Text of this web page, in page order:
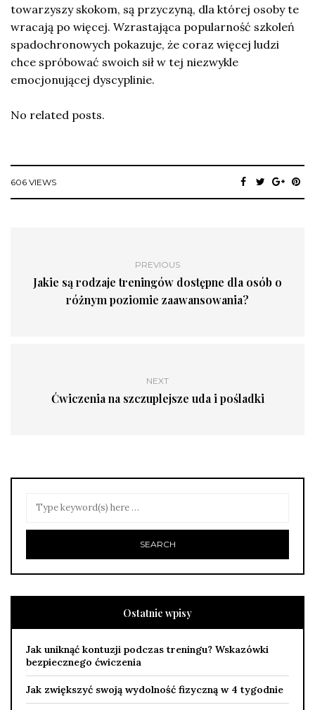
towarzyszy skokom, są przyczyną, dla której osoby te
wracają po więcej. Wzrastająca popularność szkoleń
spadochronowych pokazuje, że coraz więcej ludzi
chce spróbować swoich sił w tej niezwykle
emocjonującej dyscyplinie.
No related posts.
606 VIEWS
PREVIOUS
Jakie są rodzaje treningów dostępne dla osób o
różnym poziomie zaawansowania?
NEXT
Ćwiczenia na szczuplejsze uda i pośladki
Ostatnie wpisy
Jak uniknąć kontuzji podczas treningu? Wskazówki
bezpiecznego ćwiczenia
Jak zwiększyć swoją wydolność fizyczną w 4 tygodnie